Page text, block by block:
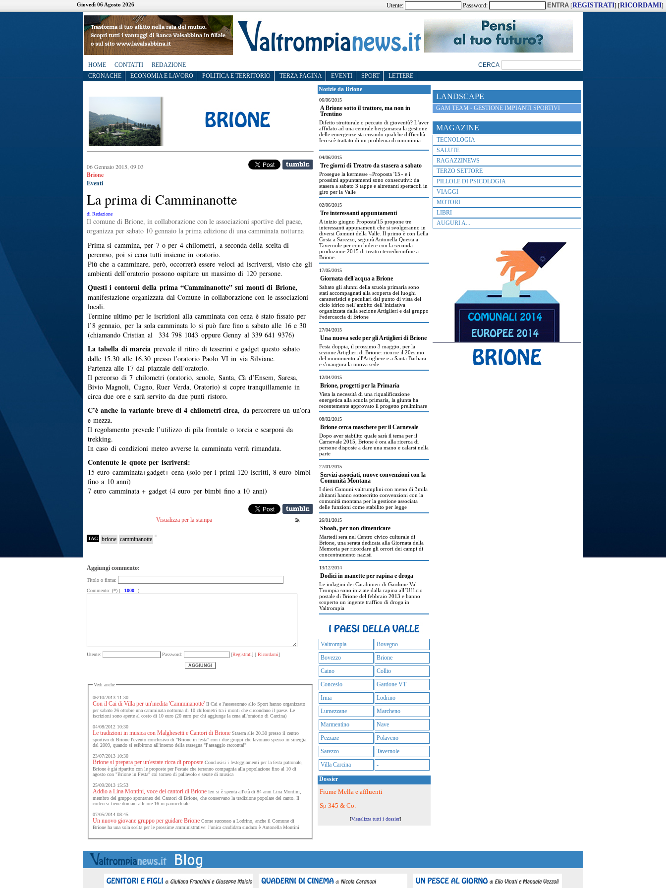
Giovedì 06 Agosto 2026 Utente: Password: [REGISTRATI] [RICORDAMI]
HOME CONTATTI
REDAZIONE
CRONACHE
ECONOMIA E LAVORO POLITICA E TERRITORIO TERZA PAGINA EVENTI SPORT LETTERE
LANDSCAPE
GAM TEAM - GESTIONE IMPIANTI SPORTIVI
MAGAZINE
TECNOLOGIA
SALUTE
RAGAZZINEWS
TERZO SETTORE
PILLOLE DI PSICOLOGIA
VIAGGI
MOTORI
LIBRI
AUGURI A...
06 Gennaio 2015, 09.03
Brione
Eventi
La prima di Camminanotte
di Redazione
Il comune di Brione, in collaborazione con le associazioni sportive del paese,
organizza per sabato 10 gennaio la prima edizione di una camminata notturna
Prima si cammina, per 7 o per 4 chilometri, a seconda della scelta di
percorso, poi si cena tutti insieme in oratorio.
Più che a camminare, però, occorrerà essere veloci ad iscriversi, visto che gli
ambienti dell’oratorio possono ospitare un massimo di 120 persone.
Questi i contorni della prima “Camminanotte” sui monti di Brione,
manifestazione organizzata dal Comune in collaborazione con le associazioni
locali.
Termine ultimo per le iscrizioni alla camminata con cena è stato fissato per
l’8 gennaio, per la sola camminata lo si può fare fino a sabato alle 16 e 30
(chiamando Cristian al 334 798 1043 oppure Genny al 339 641 9376)
La tabella di marcia prevede il ritiro di tesserini e gadget questo sabato
dalle 15.30 alle 16.30 presso l’oratorio Paolo VI in via Silviane.
Partenza alle 17 dal piazzale dell’oratorio.
Il percorso di 7 chilometri (oratorio, scuole, Santa, Cà d’Ensem, Saresa,
Bivio Magnoli, Cugno, Ruer Verda, Oratorio) si copre tranquillamente in
circa due ore e sarà servito da due punti ristoro.
C’è anche la variante breve di 4 chilometri circa, da percorrere un un’ora
e mezza.
Il regolamento prevede l’utilizzo di pila frontale o torcia e scarponi da
trekking.
In caso di condizioni meteo avverse la camminata verrà rimandata.
Contenute le quote per iscriversi:
15 euro camminata+gadget+ cena (solo per i primi 120 iscritti, 8 euro bimbi
fino a 10 anni)
7 euro camminata + gadget (4 euro per bimbi fino a 10 anni)
Visualizza per la stampa
TAG brione camminanotte
Aggiungi commento:
Titolo o firma:
Commento: (*) (
)
Utente: Password: [Registrati] [ Ricordami]
Vedi anche
06/10/2013 11:30
Con il Cai di Villa per un'inedita 'Camminanotte'Il Cai e l'assessorato allo Sport hanno organizzato
per sabato 26 ottobre una camminata notturna di 10 chilometri tra i monti che circondano il paese. Le
iscrizioni sono aperte al costo di 10 euro (20 euro per chi aggiunge la cena all'oratorio di Carcina)
04/08/2012 10:30
Le tradizioni in musica con Malghesetti e Cantori di BrioneStasera alle 20.30 presso il centro
sportivo di Brione l'evento conclusivo di "Brione in festa" con i due gruppi che lavorano spesso in sinergia
dal 2009, quando si esibirono all'interno della rassegna "Paesaggio racconta!"
23/07/2013 10:30
Brione si prepara per un'estate ricca di proposteConclusisi i festeggiamenti per la festa patronale,
Brione è già ripartito con le proposte per l'estate che terranno compagnia alla popolazione fino al 10 di
agosto con "Brione in Festa" col torneo di pallavolo e serate di musica
25/09/2013 15:53
Addio a Lina Montini, voce dei cantori di BrioneIeri si è spenta all'età di 84 anni Lina Montini,
membro del gruppo spontaneo dei Cantori di Brione, che conservano la tradizione popolare del canto. Il
corteo si tiene domani alle ore 16 in parrocchiale
07/05/2014 08:45
Un nuovo giovane gruppo per guidare BrioneCome successo a Lodrino, anche il Comune di
Brione ha una sola scelta per le prossime amministrative: l'unica candidata sindaco è Antonella Montini
Notizie da Brione
06/06/2015
A Brione sotto il trattore, ma non in
Trentino
Difetto strutturale o peccato di gioventù? L'aver
affidato ad una centrale bergamasca la gestione
delle emergenze sta creando qualche difficoltà.
Ieri si è trattato di un problema di omonimia
04/06/2015
Tre giorni di Treatro da stasera a sabato
Prosegue la kermesse «Proposta '15» e i
prossimi appuntamenti sono consecutivi: da
stasera a sabato 3 tappe e altrettanti spettacoli in
giro per la Valle
02/06/2015
Tre interessanti appuntamenti
A inizio giugno Proposta'15 propone tre
interessanti appunamenti che si svolgeranno in
diversi Comuni della Valle. Il primo è con Lella
Costa a Sarezzo, seguirà Antonella Questa a
Tavernole per concludere con la seconda
produzione 2015 di treatro terrediconfine a
Brione.
17/05/2015
Giornata dell'acqua a Brione
Sabato gli alunni della scuola primaria sono
stati accompagnati alla scoperta dei luoghi
caratteristici e peculiari dal punto di vista del
ciclo idrico nell’ambito dell’iniziativa
organizzata dalla sezione Artiglieri e dal gruppo
Federcaccia di Brione
27/04/2015
Una nuova sede per gli Artiglieri di Brione
Festa doppia, il prossimo 3 maggio, per la
sezione Artiglieri di Brione: ricorre il 20esimo
del monumento all'Artigliere e a Santa Barbara
e s'inaugura la nuova sede
12/04/2015
Brione, progetti per la Primaria
Vista la necessità di una riqualificazione
energetica alla scuola primaria, la giunta ha
recentemente approvato il progetto preliminare
08/02/2015
Brione cerca maschere per il Carnevale
Dopo aver stabilito quale sarà il tema per il
Carnevale 2015, Brione è ora alla ricerca di
persone disposte a dare una mano e calarsi nella
parte
27/01/2015
Servizi associati, nuove convenzioni con la
Comunità Montana
I dieci Comuni valtrumplini con meno di 3mila
abitanti hanno sottoscritto convenzioni con la
comunità montana per la gestione associata
delle funzioni come stabilito per legge
26/01/2015
Shoah, per non dimenticare
Martedì sera nel Centro civico culturale di
Brione, una serata dedicata alla Giornata della
Memoria per ricordare gli orrori dei campi di
concentramento nazisti
13/12/2014
Dodici in manette per rapina e droga
Le indagini dei Carabinieri di Gardone Val
Trompia sono iniziate dalla rapina all’Ufficio
postale di Brione del febbraio 2013 e hanno
scoperto un ingente traffico di droga in
Valtrompia
Valtrompia
Bovegno
Bovezzo
Brione
Caino
Collio
Concesio
Gardone VT
Irma
Lodrino
Lumezzane
Marcheno
Marmentino
Nave
Pezzaze
Polaveno
Sarezzo
Tavernole
Villa Carcina
-
Dossier
Fiume Mella e affluenti
Sp 345 & Co.
[Visualizza tutti i dossier]